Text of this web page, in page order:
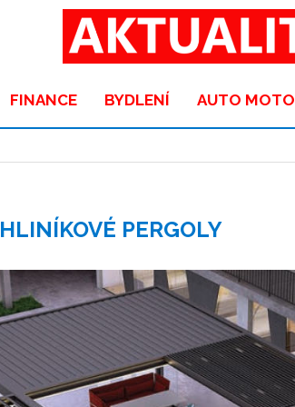
FINANCE BYDLENÍ AUTO MOTO
HLINÍKOVÉ PERGOLY